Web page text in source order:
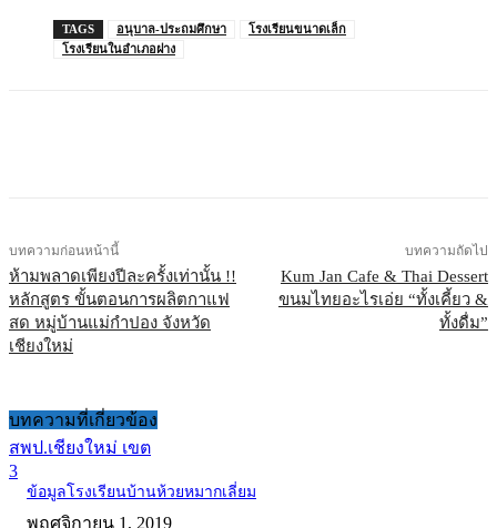
TAGS อนุบาล-ประถมศึกษา
โรงเรียนขนาดเล็ก
โรงเรียนในอำเภอฝาง
บทความก่อนหน้านี้
ห้ามพลาดเพียงปีละครั้งเท่านั้น !!
หลักสูตร ขั้นตอนการผลิตกาแฟ
สด หมู่บ้านแม่กำปอง จังหวัด
เชียงใหม่
บทความถัดไป
Kum Jan Cafe & Thai Dessert
ขนมไทยอะไรเอ่ย “ทั้งเคี้ยว &
ทั้งดื่ม”
บทความที่เกี่ยวข้อง
สพป.เชียงใหม่ เขต
3
ข้อมูลโรงเรียนบ้านห้วยหมากเลี่ยม
พฤศจิกายน 1, 2019